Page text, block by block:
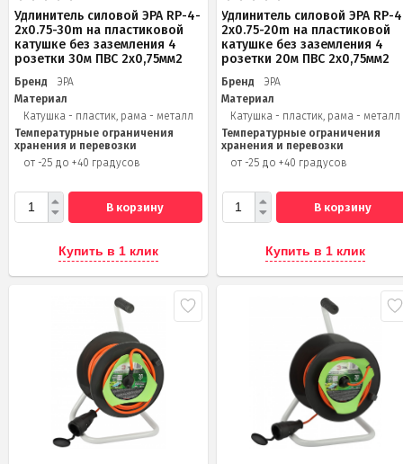
Удлинитель силовой ЭРА RP-4-
2x0.75-30m на пластиковой
катушке без заземления 4
розетки 30м ПВС 2х0,75мм2
Бренд
ЭРА
Материал
Катушка - пластик, рама - металл
Температурные ограничения
хранения и перевозки
от -25 до +40 градусов
В корзину
Купить в 1 клик
Удлинитель силовой ЭРА RP-
2x0.75-20m на пластиковой
катушке без заземления 4
розетки 20м ПВС 2х0,75мм2
Бренд
ЭРА
Материал
Катушка - пластик, рама - металл
Температурные ограничения
хранения и перевозки
от -25 до +40 градусов
В корзину
Купить в 1 клик